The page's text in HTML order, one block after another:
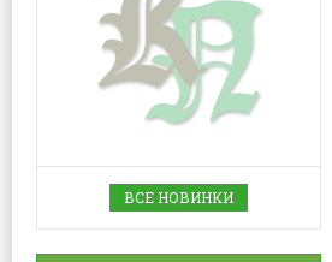
ВСЕ НОВИНКИ